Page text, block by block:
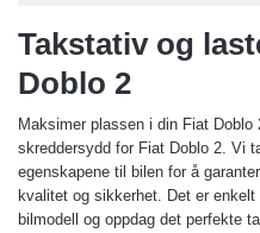
Takstativ og
Doblo 2
Maksimer plassen i din Fiat
skreddersydd for Fiat Doblo 2. Vi
egenskapene til bilen for å
kvalitet og sikkerhet. Det er
bilmodell og oppdag det perfekte